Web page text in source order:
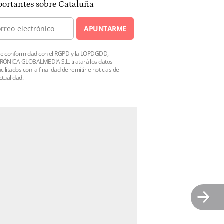
sobre Cataluña
APUNTARME
conformidad con el RGPD y la LOPDGDD,
GLOBALMEDIA S.L. tratará los datos
con la finalidad de remitirle noticias de